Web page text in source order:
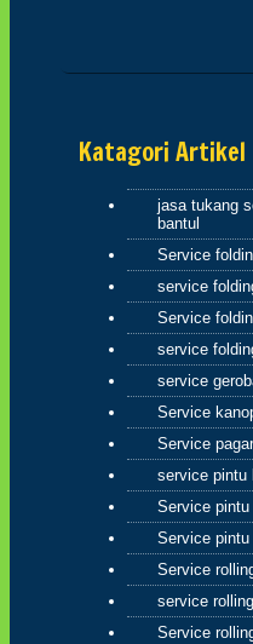
kepada Allah
Hikmah 3
jika engkau
baik untuk
berbuat buruk
itu untuk dirimu
yang tertukar
salahkan
semua
kepada diri kita
hikmah 4
Apabila telah
bertebaranlah
carilah karunia
banyak-banyak
(Q.S.62:10)
Katagori Artikel
jasa tukang
bantul
Service
service
Service
service
service
Service
Service
service pintu
Service pintu
Service
Service
service
Service